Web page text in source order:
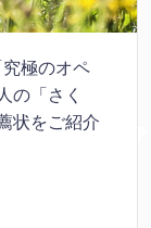
極のオペ
の「さく
状をご紹介